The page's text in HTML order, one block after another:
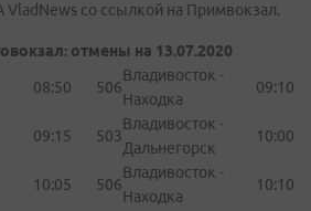
со ссылкой на Примвокзал.
отмены на 13.07.2020
08:50 506
Владивосток -
Находка
09:10
09:15 503
Владивосток -
Дальнегорск
10:00
10:05 506
Владивосток -
Находка
10:10